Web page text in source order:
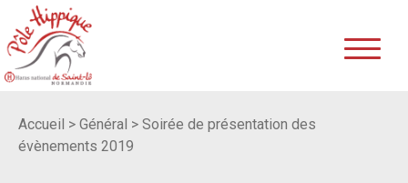
Accueil > Général > Soirée de présentation des
évènements 2019